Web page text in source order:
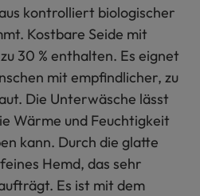
kontrolliert biologischer
Kostbare Seide mit
30 % enthalten. Es eignet
mit empfindlicher, zu
Die Unterwäsche lässt
Wärme und Feuchtigkeit
kann. Durch die glatte
Hemd, das sehr
Es ist mit dem